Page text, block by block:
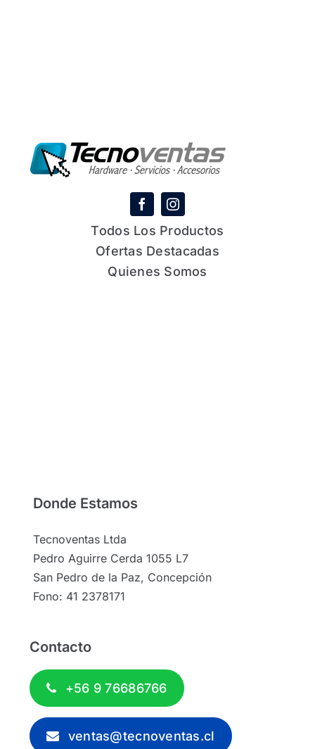
Todos Los Productos
Ofertas Destacadas
Quienes Somos
Donde Estamos
Tecnoventas Ltda
Pedro Aguirre Cerda 1055 L7
San Pedro de la Paz, Concepción
Fono: 41 2378171
Contacto
+56 9 76686766
ventas@tecnoventas.cl